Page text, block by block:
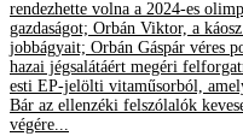
rendezhette volna a 2024-es
gazdaságot; Orbán Viktor, a
jobbágyait; Orbán Gáspár véres
hazai jégsalátáért megéri
esti EP-jelölti vitaműsorból,
Bár az ellenzéki felszólalók
végére...